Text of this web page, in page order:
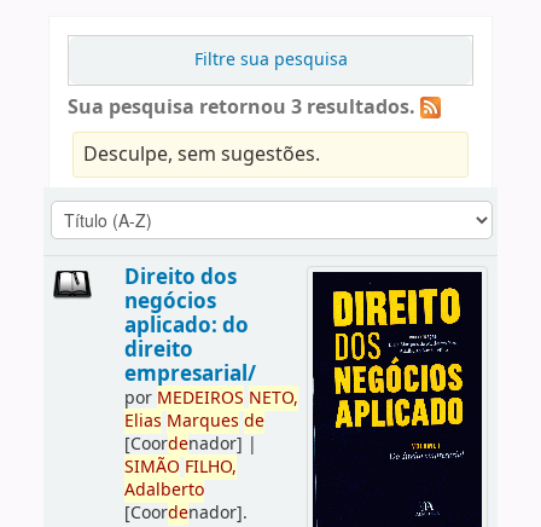
Filtre sua pesquisa
Sua pesquisa retornou 3 resultados.
Desculpe, sem sugestões.
Direito dos
negócios
aplicado: do
direito
empresarial/
por MEDEIROS NETO,
Elias Marques de
[Coordenador] |
SIMÃO FILHO,
Adalberto
[Coordenador].